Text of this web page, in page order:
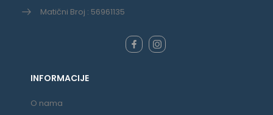
Matični Broj : 56961135
INFORMACIJE
O nama